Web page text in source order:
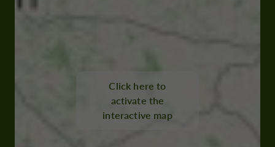
Click here to
activate the
interactive map